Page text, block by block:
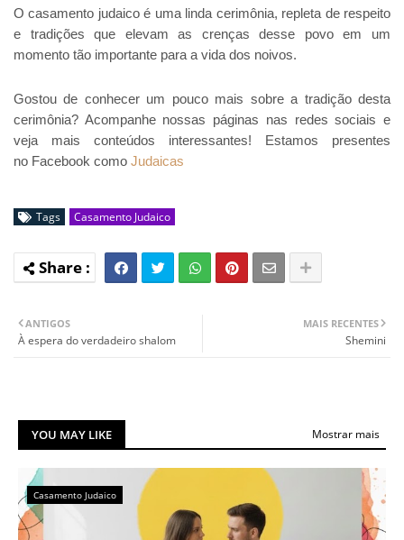
O casamento judaico é uma linda cerimônia, repleta de respeito
e tradições que elevam as crenças desse povo em um
momento tão importante para a vida dos noivos.
Gostou de conhecer um pouco mais sobre a tradição desta
cerimônia? Acompanhe nossas páginas nas redes sociais e
veja mais conteúdos interessantes! Estamos presentes
no Facebook como Judaicas
Tags Casamento Judaico
MAIS RECENTES
Shemini
ANTIGOS
À espera do verdadeiro shalom
YOU MAY LIKE Mostrar mais
Casamento Judaico